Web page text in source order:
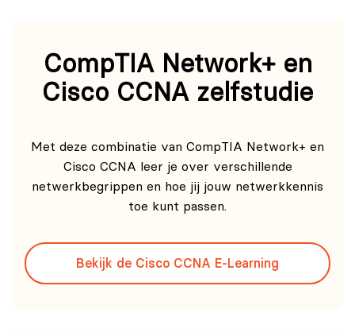
CompTIA Network+ en
Cisco CCNA zelfstudie
Met deze combinatie van CompTIA Network+ en
Cisco CCNA leer je over verschillende
netwerkbegrippen en hoe jij jouw netwerkkennis
toe kunt passen.
Bekijk de Cisco CCNA E-Learning